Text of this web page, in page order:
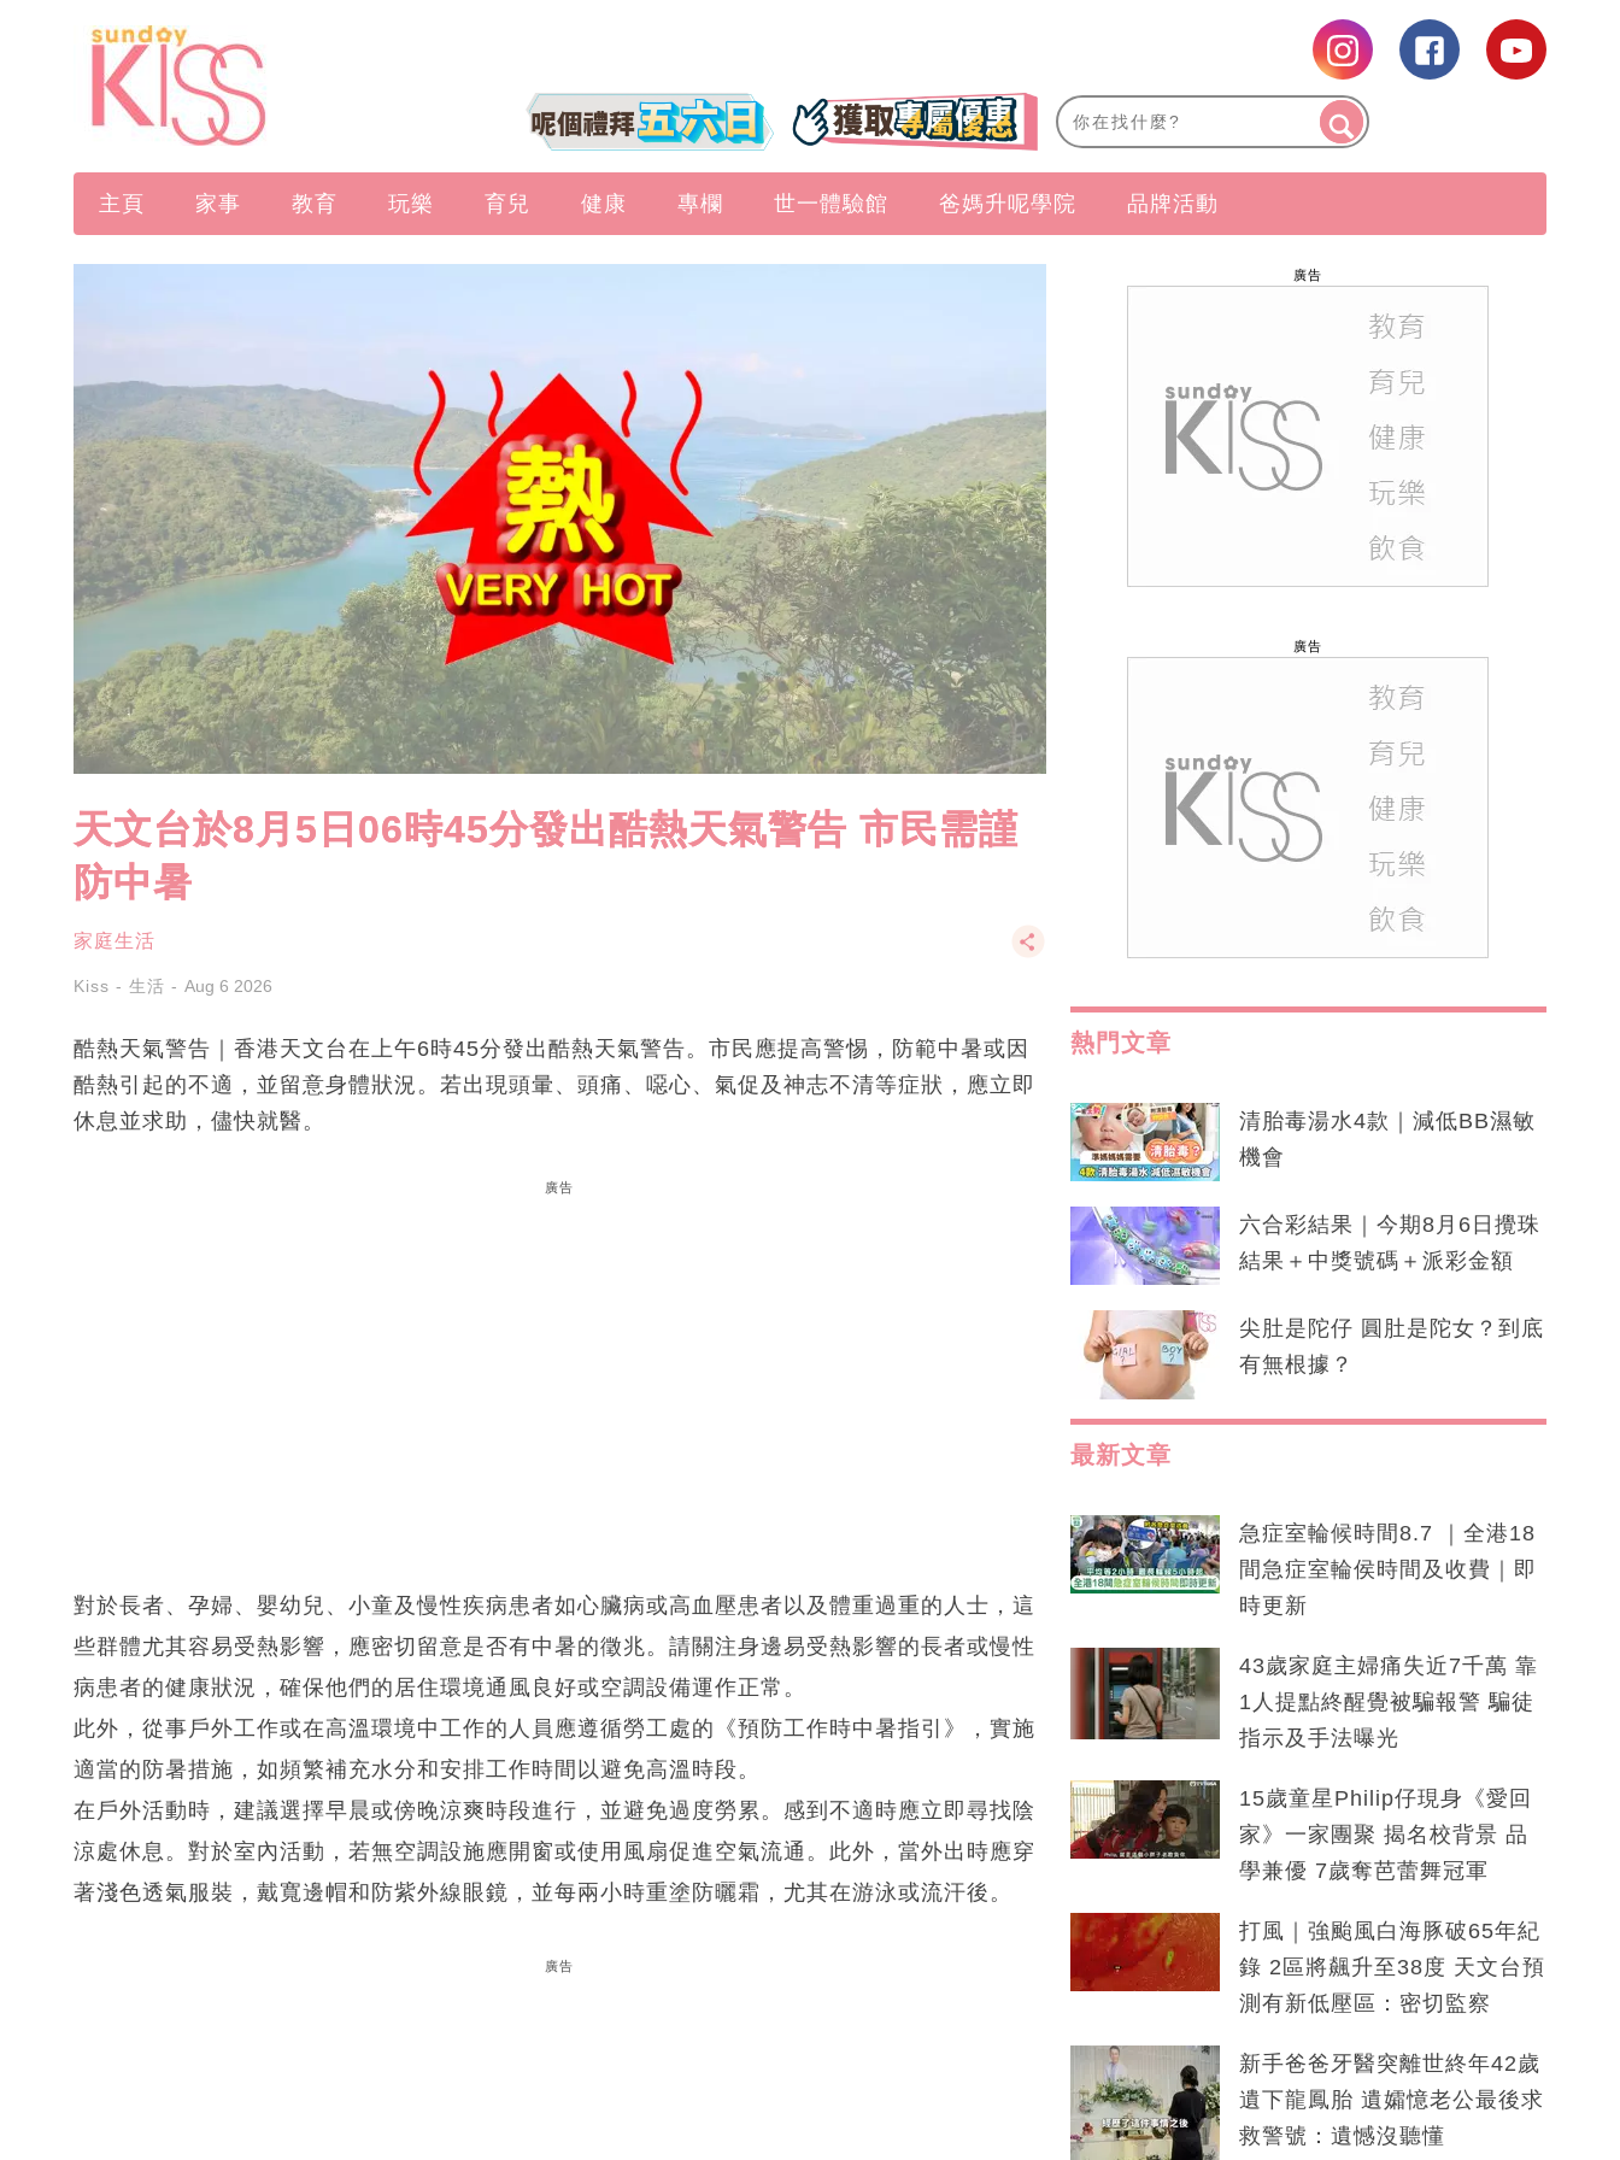
主頁 家事 教育 玩樂 育兒 健康 專欄 世一體驗館 爸媽升呢學院 品牌活動
天文台於8月5日06時45分發出酷熱天氣警告 市民需謹
防中暑
家庭生活
Kiss - 生活 Aug 6 2026
酷熱天氣警告｜香港天文台在上午6時45分發出酷熱天氣警告。市民應提高警惕，防範中暑或因
酷熱引起的不適，並留意身體狀況。若出現頭暈、頭痛、噁心、氣促及神志不清等症狀，應立即
休息並求助，儘快就醫。
廣告
對於長者、孕婦、嬰幼兒、小童及慢性疾病患者如心臟病或高血壓患者以及體重過重的人士，這
些群體尤其容易受熱影響，應密切留意是否有中暑的徵兆。請關注身邊易受熱影響的長者或慢性
病患者的健康狀況，確保他們的居住環境通風良好或空調設備運作正常。
此外，從事戶外工作或在高溫環境中工作的人員應遵循勞工處的《預防工作時中暑指引》，實施
適當的防暑措施，如頻繁補充水分和安排工作時間以避免高溫時段。
在戶外活動時，建議選擇早晨或傍晚涼爽時段進行，並避免過度勞累。感到不適時應立即尋找陰
涼處休息。對於室內活動，若無空調設施應開窗或使用風扇促進空氣流通。此外，當外出時應穿
著淺色透氣服裝，戴寬邊帽和防紫外線眼鏡，並每兩小時重塗防曬霜，尤其在游泳或流汗後。
廣告
廣告
廣告
熱門文章
清胎毒湯水4款｜減低BB濕敏
機會
六合彩結果｜今期8月6日攪珠
結果＋中獎號碼＋派彩金額
尖肚是陀仔 圓肚是陀女？到底
有無根據？
最新文章
急症室輪候時間8.7 ｜全港18
間急症室輪侯時間及收費｜即
時更新
43歲家庭主婦痛失近7千萬 靠
1人提點終醒覺被騙報警 騙徒
指示及手法曝光
15歲童星Philip仔現身《愛回
家》一家團聚 揭名校背景 品
學兼優 7歲奪芭蕾舞冠軍
打風｜強颱風白海豚破65年紀
錄 2區將飆升至38度 天文台預
測有新低壓區：密切監察
新手爸爸牙醫突離世終年42歲
遺下龍鳳胎 遺孀憶老公最後求
救警號：遺憾沒聽懂